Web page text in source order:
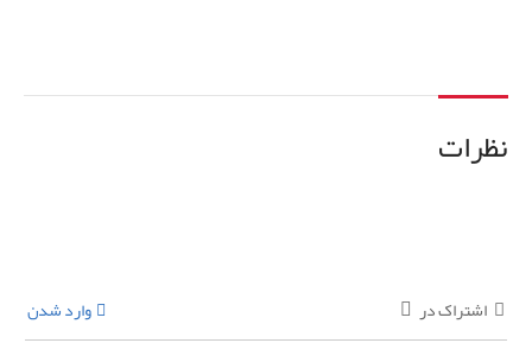
نظرات
اشتراک در وارد شدن